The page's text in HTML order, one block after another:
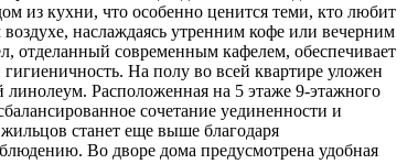
из кухни, что особенно ценится теми, кто любит
наслаждаясь утренним кофе или вечерним
отделанный современным кафелем, обеспечивает
На полу во всей квартире уложен
Расположенная на 5 этаже 9-этажного
сочетание уединенности и
станет еще выше благодаря
Во дворе дома предусмотрена удобная